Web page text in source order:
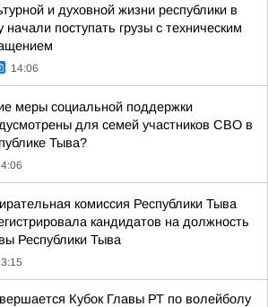
и духовной жизни республики в
начали поступать грузы с техническим
14:06
меры социальной поддержки
для семей участников СВО в
Тыва?
комиссия Республики Тыва
кандидатов на должность
Республики Тыва
Кубок Главы РТ по волейболу